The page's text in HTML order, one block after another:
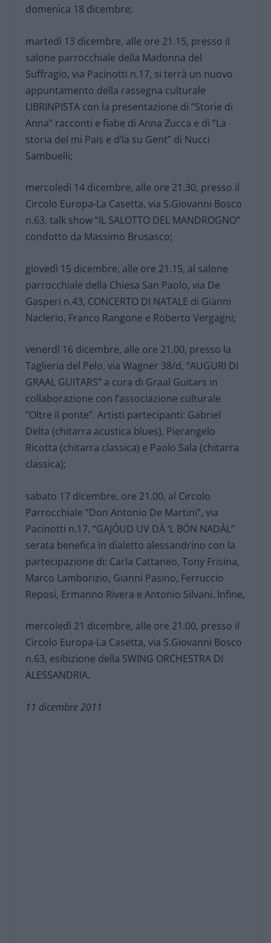
domenica 18 dicembre;
martedì 13 dicembre, alle ore 21.15, presso il
salone parrocchiale della Madonna del
Suffragio, via Pacinotti n.17, si terrà un nuovo
appuntamento della rassegna culturale
LIBRINPISTA con la presentazione di “Storie di
Anna” racconti e fiabe di Anna Zucca e di “La
storia del mi Pais e d’la su Gent” di Nucci
Sambuelli;
mercoledì 14 dicembre, alle ore 21.30, presso il
Circolo Europa-La Casetta, via S.Giovanni Bosco
n.63, talk show “IL SALOTTO DEL MANDROGNO”
condotto da Massimo Brusasco;
giovedì 15 dicembre, alle ore 21.15, al salone
parrocchiale della Chiesa San Paolo, via De
Gasperi n.43, CONCERTO DI NATALE di Gianni
Naclerio, Franco Rangone e Roberto Vergagni;
venerdì 16 dicembre, alle ore 21.00, presso la
Taglieria del Pelo, via Wagner 38/d, “AUGURI DI
GRAAL GUITARS” a cura di Graal Guitars in
collaborazione con l’associazione culturale
“Oltre il ponte”. Artisti partecipanti: Gabriel
Delta (chitarra acustica blues), Pierangelo
Ricotta (chitarra classica) e Paolo Sala (chitarra
classica);
sabato 17 dicembre, ore 21.00, al Circolo
Parrocchiale “Don Antonio De Martini”, via
Pacinotti n.17, “GAJÓUD UV DÀ ‘L BÓN NADÀL”
serata benefica in dialetto alessandrino con la
partecipazione di: Carla Cattaneo, Tony Frisina,
Marco Lamborizio, Gianni Pasino, Ferruccio
Reposi, Ermanno Rivera e Antonio Silvani. Infine,
mercoledì 21 dicembre, alle ore 21.00, presso il
Circolo Europa-La Casetta, via S.Giovanni Bosco
n.63, esibizione della SWING ORCHESTRA DI
ALESSANDRIA.
11 dicembre 2011